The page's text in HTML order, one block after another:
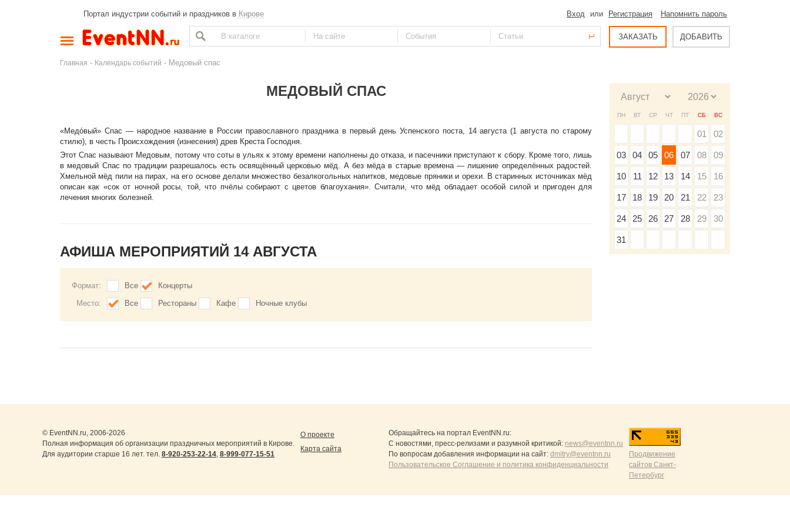
Портал индустрии событий и праздников в Кирове Вход или Регистрация Напомнить пароль
ЗАКАЗАТЬ ДОБАВИТЬ
Главная - Календарь событий - Медовый спас
МЕДОВЫЙ СПАС
«Медо́вый» Спас — народное название в России православного праздника в первый день Успенского поста, 14 августа (1 августа по старому
стилю), в честь Происхождения (изнесения) древ Креста Господня.
Этот Спас называют Медовым, потому что соты в ульях к этому времени наполнены до отказа, и пасечники приступают к сбору. Кроме того, лишь
в медовый Спас по традиции разрешалось есть освящённый церковью мёд. А без мёда в старые времена — лишение определённых радостей.
Хмельной мёд пили на пирах, на его основе делали множество безалкогольных напитков, медовые пряники и орехи. В старинных источниках мёд
описан как «сок от ночной росы, той, что пчёлы собирают с цветов благоухания». Считали, что мёд обладает особой силой и пригоден для
лечения многих болезней.
АФИША МЕРОПРИЯТИЙ 14 АВГУСТА
Формат: Все
Концерты
Место:
Все Рестораны Кафе Ночные клубы
ПН ВТ СР ЧТ ПТ СБ ВС
01 02
03 04 05 06 07 08 09
10 11 12 13 14 15 16
17 18 19 20 21 22 23
24 25 26 27 28 29 30
31
© EventNN.ru, 2006-2026
Полная информация об организации праздничных мероприятий в Кирове.
Для аудитории старше 16 лет. тел. 8-920-253-22-14, 8-999-077-15-51
О проекте
Карта сайта
Обращайтесь на портал EventNN.ru:
С новостями, пресс-релизами и разумной критикой: news@eventnn.ru
По вопросам добавления информации на сайт: dmitry@eventnn.ru
Пользовательское Соглашение и политика конфиденциальности
Продвижение
сайтов Санкт-
Петербург